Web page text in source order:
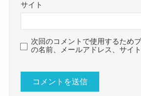
サイト
次回のコメントで使用するため
の名前、メールアドレス、サイト